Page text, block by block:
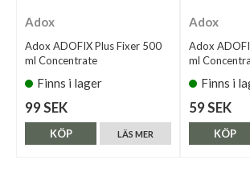
Adox
Adox ADOFIX Plus Fixer 500
ml Concentrate
Finns i lager
99 SEK
LÄS MER
KÖP
Adox
Adox
ml
Finns i
59 SEK
KÖP